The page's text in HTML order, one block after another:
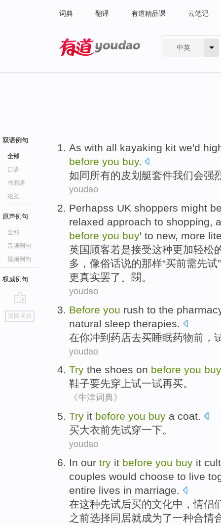
词典 翻译 有道精品课 云笔记
中英
双语例句
全部
口语
书面语
论文
原声例句
全部
音频例句
视频例句
权威例句
go
top
返回词典
As with all kayaking kit we'd
before you buy.
如同 所有的皮划艇套件我们会强
youdao
Perhapss UK shoppers might
relaxed approach to shopping,
before you buy' to new, more
英国顾客若是接受这种更加轻松
多，像俗话说的那样“买前需先试
更真实罢了。閯。
youdao
Before you rush to the
natural sleep therapies
在你冲到 药店去买睡眠药物前 ，
youdao
Try the shoes on before you buy
鞋子要先穿上试一试再买。
《牛津词典》
Try it before you buy a coat.
买大衣前先试穿一下。
youdao
In our try it before you buy it
couples would choose to live
entire lives in marriage.
在这种先试后买的文化中，情侣
之前选择同居就成为了一种合情